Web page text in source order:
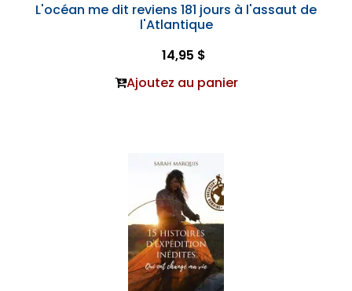
L'océan me dit reviens 181 jours à l'assaut de
l'Atlantique
14,95 $
Ajoutez au panier